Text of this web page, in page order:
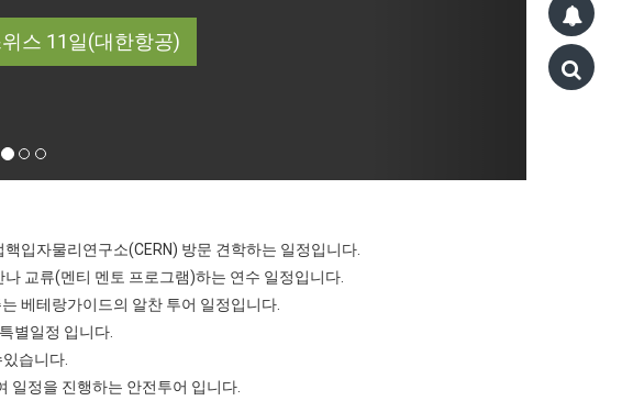
스 11일(대한항공)
입자물리연구소(CERN) 방문 견학하는 일정입니다.
교류(멘티 멘토 프로그램)하는 연수 일정입니다.
베테랑가이드의 알찬 투어 일정입니다.
별일정 입니다.
습니다.
일정을 진행하는 안전투어 입니다.